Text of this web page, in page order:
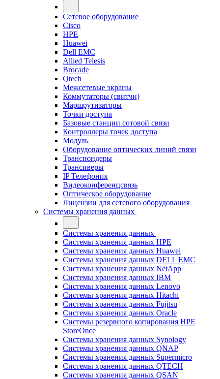
Сетевое оборудование
Cisco
HPE
Huawei
Dell EMC
Allied Telesis
Brocade
Qtech
Межсетевые экраны
Коммутаторы (свитчи)
Маршрутизаторы
Точки доступа
Базовые станции сотовой связи
Контроллеры точек доступа
Модуль
Оборудование оптических линий связи
Транспондеры
Трансиверы
IP Телефония
Видеоконференцсвязь
Оптическое оборудование
Лицензии для сетевого оборудования
Системы хранения данных
Системы хранения данных
Системы хранения данных HPE
Системы хранения данных Huawei
Системы хранения данных DELL EMC
Cистемы хранения данных NetApp
Системы хранения данных IBM
Системы хранения данных Lenovo
Системы хранения данных Hitachi
Системы хранения данных Fujitsu
Системы хранения данных Oracle
Системы резервного копирования HPE
StoreOnce
Системы хранения данных Synology
Системы хранения данных QNAP
Системы хранения данных Supermicro
Системы хранения данных QTECH
Системы хранения данных QSAN